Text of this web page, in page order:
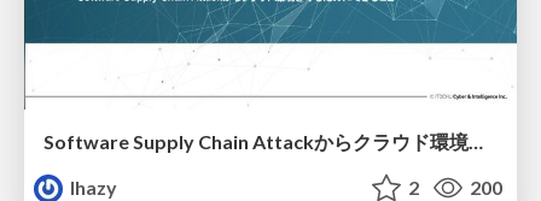
Software Supply Chain Attackからクラウド環境を守るためにできること
lhazy
2 200